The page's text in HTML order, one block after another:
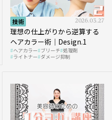
技術 2026.03.27
理想の仕上がりから逆算する
ヘアカラー術｜Design.1
ヘアカラー ブリーチ 処理剤
ライトナー ダメージ抑制